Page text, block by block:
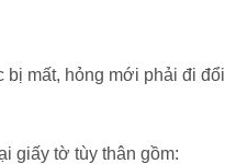
mất, hỏng mới phải đi đổi
giấy tờ tùy thân gồm: